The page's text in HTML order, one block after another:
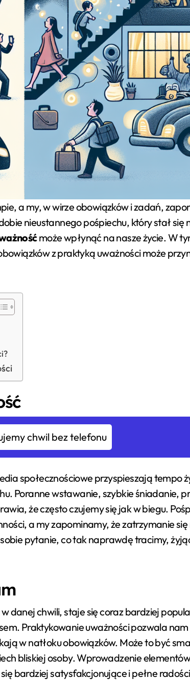
nieustannego pośpiechu, który stał się
może wpłynąć na nasze życie. W
z praktyką uważności może
chwil bez telefonu
społecznościowe przyspieszają tempo
Poranne wstawanie, szybkie śniadanie,
że często czujemy się jak w biegu.
a my zapominamy, że zatrzymanie
pytanie, co tak naprawdę tracimy,
danej chwili, staje się coraz bardziej
Praktykowanie uważności pozwala nam
w natłoku obowiązków. Może to być
bliskiej osoby. Wprowadzenie
bardziej satysfakcjonujące i pełne